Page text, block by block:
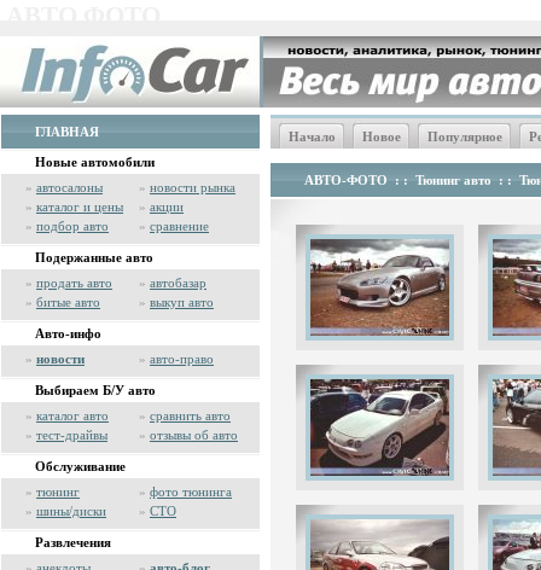
ГЛАВНАЯ
Новые автомобили
» автосалоны » новости рынка
» каталог и цены » акции
» подбор авто » сравнение
Подержанные авто
» продать авто » автобазар
» битые авто » выкуп авто
Авто-инфо
» новости » авто-право
Выбираем Б/У авто
» каталог авто » сравнить авто
» тест-драйвы » отзывы об авто
Обслуживание
» тюнинг » фото тюнинга
» шины/диски » СТО
Развлечения
Начало Новое Популярное
АВТО-ФОТО : : Тюнинг авто : :